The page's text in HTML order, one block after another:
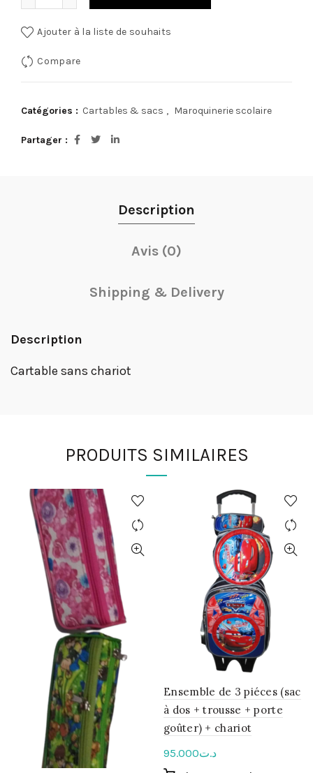
Ajouter à la liste de souhaits
Compare
Catégories : Cartables & sacs , Maroquinerie scolaire
Partager
Description
Avis (0)
Shipping & Delivery
Description
Cartable sans chariot
PRODUITS SIMILAIRES
Ensemble de 3 piéces (sac
à dos + trousse + porte
goûter) + chariot
د.ت95.000